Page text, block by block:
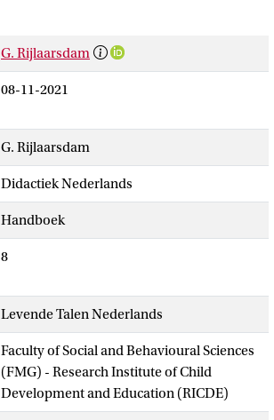
G. Rijlaarsdam
08-11-2021
G. Rijlaarsdam
Didactiek Nederlands
Handboek
8
Levende Talen Nederlands
Faculty of Social and Behavioural Sciences
(FMG) - Research Institute of Child
Development and Education (RICDE)